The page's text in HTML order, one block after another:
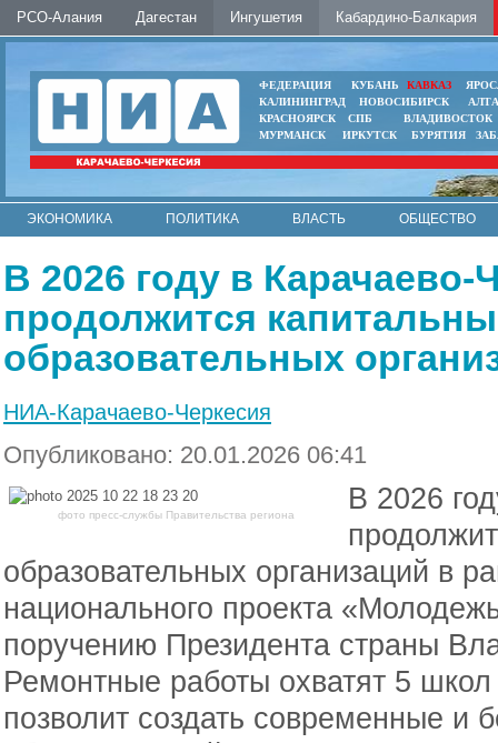
РСО-Алания Дагестан Ингушетия Кабардино-Балкария
ФЕДЕРАЦИЯ КУБАНЬ КАВКАЗ
КАЛИНИНГРАД
НОВОСИБИРСК
КРАСНОЯРСК
СПБ
ВЛАДИВОСТОК
МУРМАНСК
ИРКУТСК БУРЯТИЯ
ЭКОНОМИКА ПОЛИТИКА ВЛАСТЬ
ОБЩЕСТВО
В 2026 году в Карачаево-
продолжится
образовательных
НИА-Карачаево-Черкесия
Опубликовано: 20.01.2026 06:41
фото пресс-службы Правительства региона
В 2026
образовательных организаций в
национального проекта
поручению Президента страны
Ремонтные работы охватят 5
позволит создать современные и